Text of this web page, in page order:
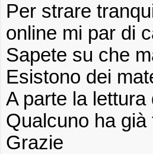
Per strare
online mi par di
Sapete su che
Esistono dei
A parte la
Qualcuno ha già
Grazie